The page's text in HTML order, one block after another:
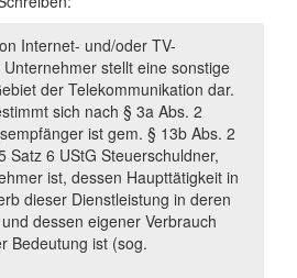
Internet- und/oder TV-
stellt eine sonstige
der Telekommunikation dar.
sich nach § 3a Abs. 2
ist gem. § 13b Abs. 2
Satz 6 UStG Steuerschuldner,
ist, dessen Haupttätigkeit in
dieser Dienstleistung in deren
dessen eigener Verbrauch
Bedeutung ist (sog.